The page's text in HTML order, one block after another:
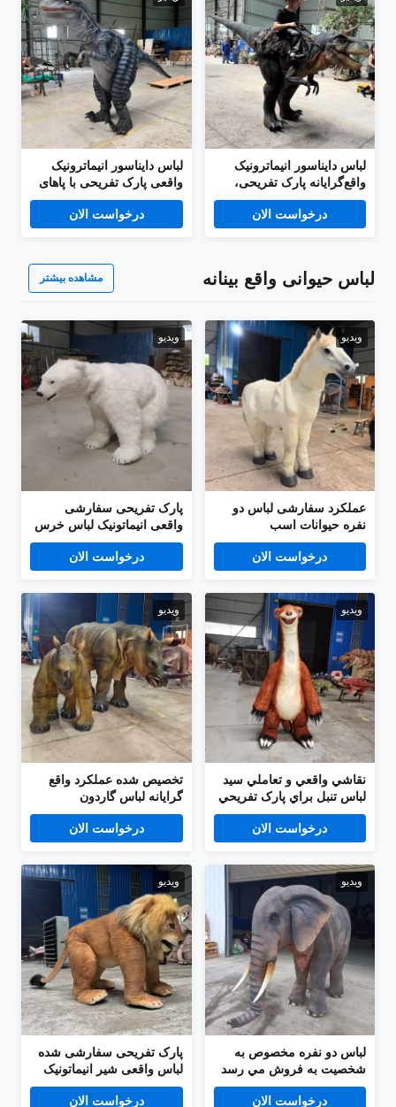
لباس دایناسور انیماترونیک
واقع‌گرایانه پارک تفریحی،
لباس تی‌رکس با چوب‌پا
درخواست الان
لباس دایناسور انیماترونیک
واقعی پارک تفریحی با پاهای
مخفی لباس ولاسیراپتور
درخواست الان
لباس حیوانی واقع بینانه مشاهده بیشتر
ویدیو
عملکرد سفارشی لباس دو
نفره حیوانات اسب
Animatronic واقعی برای
درخواست الان
ویدیو
پارک تفریحی سفارشی
واقعی انیماتونیک لباس خرس
قطبی لباس حیوانات
درخواست الان
ویدیو
نقاشي واقعي و تعاملي سيد
لباس تنبل براي پارک تفريحي
درخواست الان
ویدیو
تخصیص شده عملکرد واقع
گرایانه لباس گاردون
انیماتونیک لباس دو نفره
درخواست الان
ویدیو
لباس دو نفره مخصوص به
شخصيت به فروش مي رسد
درخواست الان
ویدیو
پارک تفریحی سفارشی شده
لباس واقعی شیر انیماتونیک
لباس حیوانات
درخواست الان